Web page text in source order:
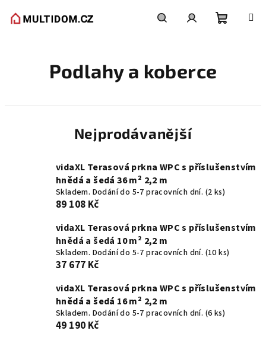
Podlahy a koberce
Nejprodávanější
vidaXL Terasová prkna WPC s příslušenstvím
hnědá a šedá 36 m² 2,2 m
Skladem. Dodání do 5-7 pracovních dní. (2 ks)
89 108 Kč
vidaXL Terasová prkna WPC s příslušenstvím
hnědá a šedá 10 m² 2,2 m
Skladem. Dodání do 5-7 pracovních dní. (10 ks)
37 677 Kč
vidaXL Terasová prkna WPC s příslušenstvím
hnědá a šedá 16 m² 2,2 m
Skladem. Dodání do 5-7 pracovních dní. (6 ks)
49 190 Kč